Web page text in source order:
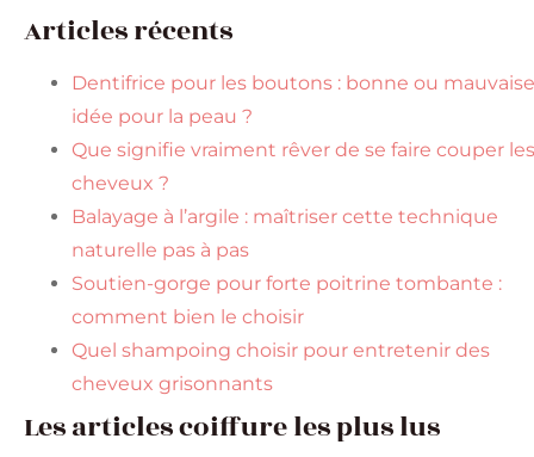
Articles récents
Dentifrice pour les boutons : bonne ou mauvaise
idée pour la peau ?
Que signifie vraiment rêver de se faire couper les
cheveux ?
Balayage à l’argile : maîtriser cette technique
naturelle pas à pas
Soutien-gorge pour forte poitrine tombante :
comment bien le choisir
Quel shampoing choisir pour entretenir des
cheveux grisonnants
Les articles coiffure les plus lus